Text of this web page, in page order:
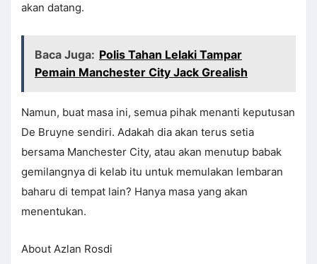
akan datang.
Baca Juga: Polis Tahan Lelaki Tampar
Pemain Manchester City Jack Grealish
Namun, buat masa ini, semua pihak menanti keputusan
De Bruyne sendiri. Adakah dia akan terus setia
bersama Manchester City, atau akan menutup babak
gemilangnya di kelab itu untuk memulakan lembaran
baharu di tempat lain? Hanya masa yang akan
menentukan.
About Azlan Rosdi